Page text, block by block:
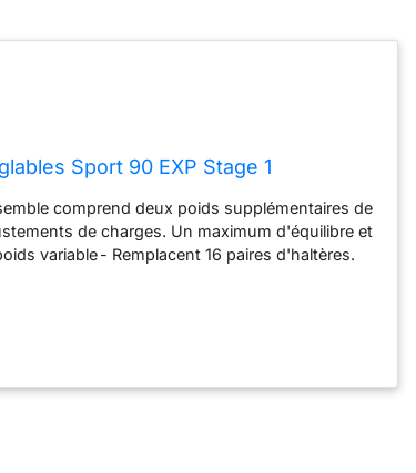
Sport 90 EXP Stage 1
comprend deux poids supplémentaires de
de charges. Un maximum d'équilibre et
variable - Remplacent 16 paires d'haltères.
Gamme de poids : 2-22,5 kg - Goupille de
de verrouillage automatique - Vendus